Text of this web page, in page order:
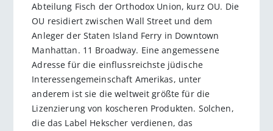
Abteilung Fisch der Orthodox Union, kurz OU. Die
OU residiert zwischen Wall Street und dem
Anleger der Staten Island Ferry in Downtown
Manhattan. 11 Broadway. Eine angemessene
Adresse für die einflussreichste jüdische
Interessengemeinschaft Amerikas, unter
anderem ist sie die weltweit größte für die
Lizenzierung von koscheren Produkten. Solchen,
die das Label Hekscher verdienen, das